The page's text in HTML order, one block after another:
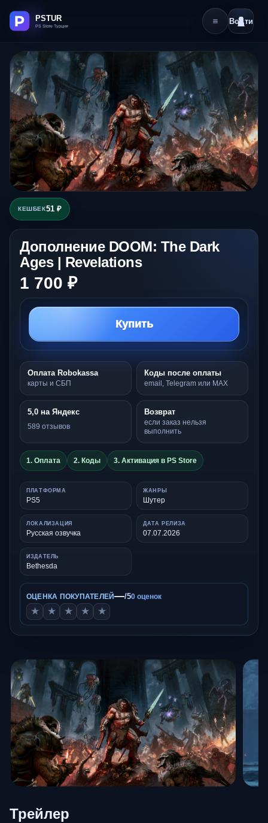
Войти
КЕШБЕК51 ₽
Дополнение DOOM: The Dark
Ages | Revelations
1 700 ₽
Купить
Оплата Robokassa
карты и СБП
Коды после оплаты
email, Telegram или MAX
5,0 на Яндекс
589 отзывов
Возврат
если заказ нельзя
выполнить
1. Оплата 2. Коды 3. Активация в PS Store
ПЛАТФОРМА
PS5
ЖАНРЫ
Шутер
ЛОКАЛИЗАЦИЯ
Русская озвучка
ДАТА РЕЛИЗА
07.07.2026
ИЗДАТЕЛЬ
Bethesda
ОЦЕНКА ПОКУПАТЕЛЕЙ—/50 оценок
★ ★ ★ ★ ★
Трейлер